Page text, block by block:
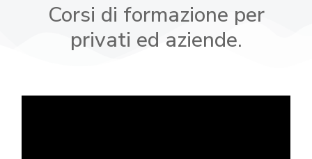
Corsi di formazione per
privati ed aziende.